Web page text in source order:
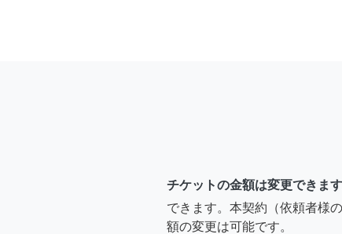
チケットの金額は変更できま
できます。本契約（依頼者様
額の変更は可能です。